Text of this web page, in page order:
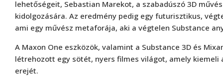
lehetőségeit, Sebastian Marekot, a szabadúszó 3D
kidolgozására. Az eredmény pedig egy futurisztikus,
ami egy művész metaforája, aki a végtelen Substance
A Maxon One eszközök, valamint a Substance 3D és
létrehozott egy sötét, nyers filmes világot, amely kiemeli
erejét.